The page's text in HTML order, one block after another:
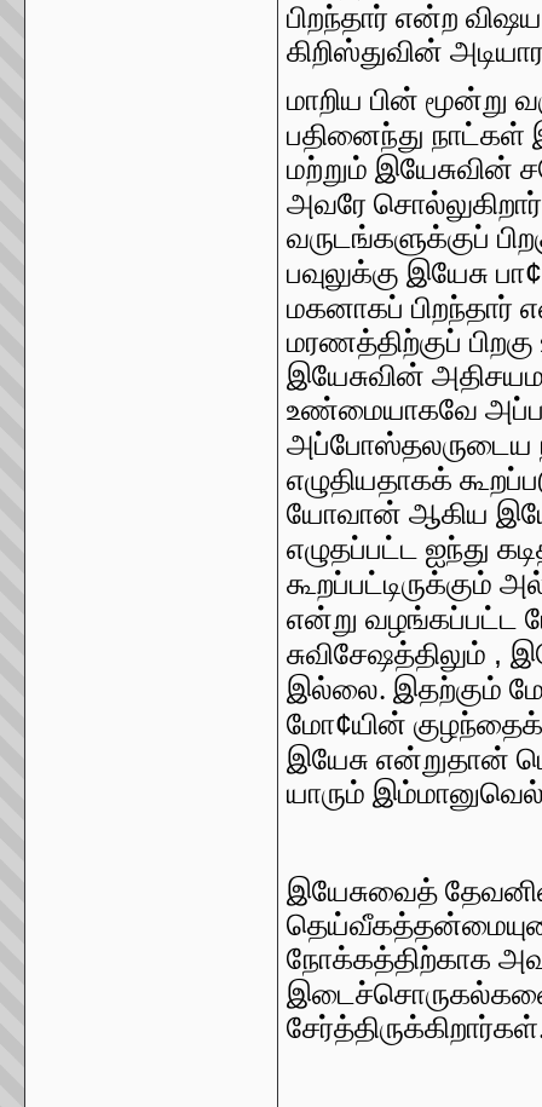
பிறந்தார் என்ற
கிறிஸ்துவின்
மாறிய பின் மூன்று
பதினைந்து நாட்கள்
மற்றும் இயேசுவின்
அவரே
வருடங்களுக்குப்
பவுலுக்கு இயேசு பா¢
மகனாகப் பிறந்தார்
மரணத்திற்குப்
இயேசுவின்
உண்மையாகவே அப்படி
அப்போஸ்தலருடைய
எழுதியதாகக்
யோவான் ஆகிய
எழுதப்பட்ட ஐந்து
கூறப்பட்டிருக்கும்
என்று வழங்கப்பட்ட
சுவிசேஷத்திலும் ,
இல்லை. இதற்கும்
மோ¢யின்
இயேசு என்றுதான்
யாரும்
இயேசுவைத்
நோக்கத்திற்காக